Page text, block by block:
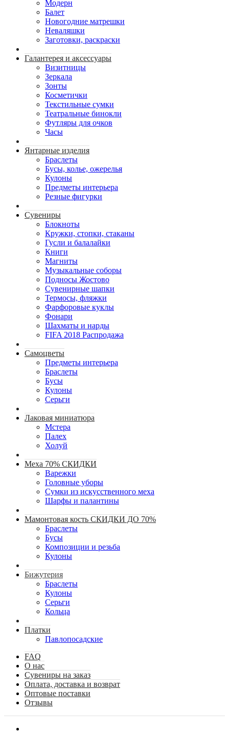
Модерн
Балет
Новогодние матрешки
Неваляшки
Заготовки, раскраски
Галантерея и аксессуары
Визитницы
Зеркала
Зонты
Косметички
Текстильные сумки
Театральные бинокли
Футляры для очков
Часы
Янтарные изделия
Браслеты
Бусы, колье, ожерелья
Кулоны
Предметы интерьера
Резные фигурки
Сувениры
Блокноты
Кружки, стопки, стаканы
Гусли и балалайки
Книги
Магниты
Музыкальные соборы
Подносы Жостово
Сувенирные шапки
Термосы, фляжки
Фарфоровые куклы
Фонари
Шахматы и нарды
FIFA 2018 Распродажа
Самоцветы
Предметы интерьера
Браслеты
Бусы
Кулоны
Серьги
Лаковая миниатюра
Мстера
Палех
Холуй
Меха 70% СКИДКИ
Варежки
Головные уборы
Сумки из искусственного меха
Шарфы и палантины
Мамонтовая кость СКИДКИ ДО 70%
Браслеты
Бусы
Композиции и резьба
Кулоны
Бижутерия
Браслеты
Кулоны
Серьги
Кольца
Платки
Павлопосадские
FAQ
О нас
Сувениры на заказ
Оплата, доставка и возврат
Оптовые поставки
Отзывы